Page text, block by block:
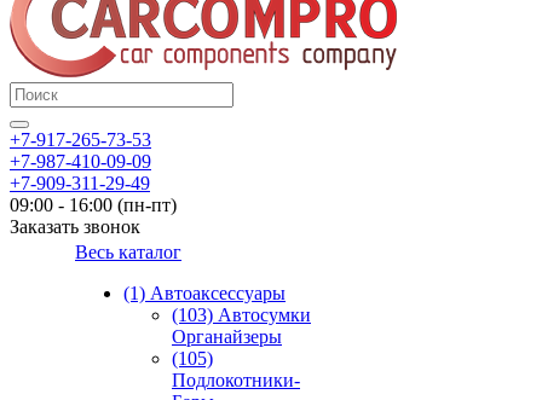
+7-917-265-73-53
+7-987-410-09-09
+7-909-311-29-49
09:00 - 16:00 (пн-пт)
Заказать звонок
Весь каталог
(1) Автоаксессуары
(103) Автосумки
Органайзеры
(105)
Подлокотники-